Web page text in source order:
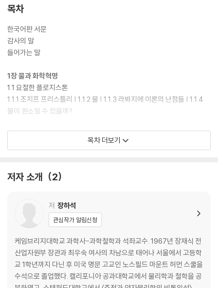
철학 국제상(2013)을 받았다. 과학책과 철학책을 주로 작업해온 철학자
목차
한국어판 서문
감사의 말
들어가는 말
1장 물과 화학혁명
1.1 요절한 플로지스톤
1.1.1 조지프 프리스틀리 | 1.1.2 물 | 1.1.3 라봐지에 이론의 난점들 | 1.1.4
물이 원소일 수 있을까?
1.2 플로지스톤이 살아남았어야 하는 이유
1.2.1 플로지스톤 대 산소 | 1.2.2 화학혁명은 정말 어떻게 전개되었을까? |
1.3.1 합리성 | 1.3.2 화학혁명에 대한 사회적 설명들 | 1.3.3 비정합성 | 1.3.
4 요소주의와 합성주의 사이에서 | 1.3.5 반사실적 역사
2장 전기분해: 혼란의 더미와 양극의 당김
2.1 전기분해와 그 불만
2.1.1 거리 문제 | 2.1.2 합성으로서의 전기분해 | 2.1.3 라봐지에주의를 구
제하기 위한 가설들 | 2.1.4 ‘승자 없음’은 ‘승리 없음’이 아니다
목차 더보기
저자 소개 2
저 장하석
관심작가 알림신청
케임브리지대학교 과학사-과학철학과 석좌교수. 1967년 장재식 전
산업자원부 장관과 최우숙 여사의 차남으로 태어나 서울에서 고등학
교 1학년까지 다닌 후 미국 명문 고교인 노스필드 마운트 허먼 스쿨을
수석으로 졸업했다. 캘리포니아 공과대학교에서 물리학과 철학을 공